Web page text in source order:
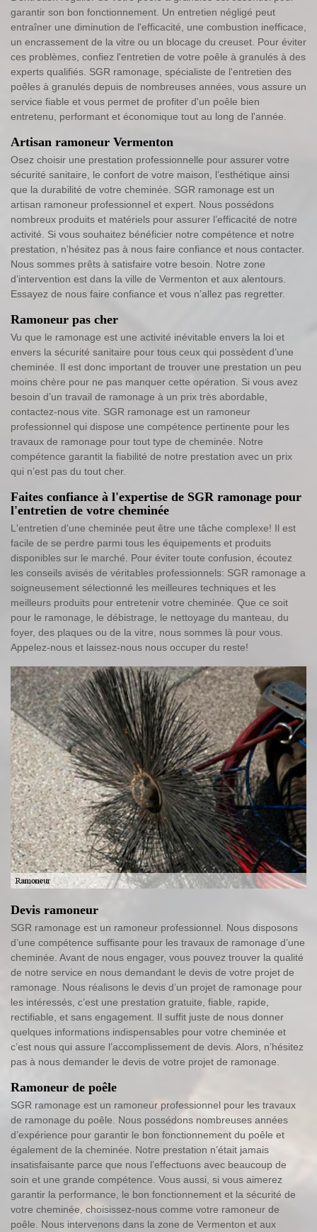
garantir son bon fonctionnement. Un entretien négligé peut
entraîner une diminution de l'efficacité, une combustion inefficace,
un encrassement de la vitre ou un blocage du creuset. Pour éviter
ces problèmes, confiez l'entretien de votre poêle à granulés à des
experts qualifiés. SGR ramonage, spécialiste de l'entretien des
poêles à granulés depuis de nombreuses années, vous assure un
service fiable et vous permet de profiter d'un poêle bien
entretenu, performant et économique tout au long de l'année.
Artisan ramoneur Vermenton
Osez choisir une prestation professionnelle pour assurer votre
sécurité sanitaire, le confort de votre maison, l’esthétique ainsi
que la durabilité de votre cheminée. SGR ramonage est un
artisan ramoneur professionnel et expert. Nous possédons
nombreux produits et matériels pour assurer l’efficacité de notre
activité. Si vous souhaitez bénéficier notre compétence et notre
prestation, n’hésitez pas à nous faire confiance et nous contacter.
Nous sommes prêts à satisfaire votre besoin. Notre zone
d’intervention est dans la ville de Vermenton et aux alentours.
Essayez de nous faire confiance et vous n’allez pas regretter.
Ramoneur pas cher
Vu que le ramonage est une activité inévitable envers la loi et
envers la sécurité sanitaire pour tous ceux qui possèdent d’une
cheminée. Il est donc important de trouver une prestation un peu
moins chère pour ne pas manquer cette opération. Si vous avez
besoin d’un travail de ramonage à un prix très abordable,
contactez-nous vite. SGR ramonage est un ramoneur
professionnel qui dispose une compétence pertinente pour les
travaux de ramonage pour tout type de cheminée. Notre
compétence garantit la fiabilité de notre prestation avec un prix
qui n’est pas du tout cher.
Faites confiance à l'expertise de SGR ramonage pour
l'entretien de votre cheminée
L'entretien d'une cheminée peut être une tâche complexe! Il est
facile de se perdre parmi tous les équipements et produits
disponibles sur le marché. Pour éviter toute confusion, écoutez
les conseils avisés de véritables professionnels: SGR ramonage a
soigneusement sélectionné les meilleures techniques et les
meilleurs produits pour entretenir votre cheminée. Que ce soit
pour le ramonage, le débistrage, le nettoyage du manteau, du
foyer, des plaques ou de la vitre, nous sommes là pour vous.
Appelez-nous et laissez-nous nous occuper du reste!
Devis ramoneur
SGR ramonage est un ramoneur professionnel. Nous disposons
d’une compétence suffisante pour les travaux de ramonage d’une
cheminée. Avant de nous engager, vous pouvez trouver la qualité
de notre service en nous demandant le devis de votre projet de
ramonage. Nous réalisons le devis d’un projet de ramonage pour
les intéressés, c’est une prestation gratuite, fiable, rapide,
rectifiable, et sans engagement. Il suffit juste de nous donner
quelques informations indispensables pour votre cheminée et
c’est nous qui assure l’accomplissement de devis. Alors, n’hésitez
pas à nous demander le devis de votre projet de ramonage.
Ramoneur de poêle
SGR ramonage est un ramoneur professionnel pour les travaux
de ramonage du poêle. Nous possédons nombreuses années
d’expérience pour garantir le bon fonctionnement du poêle et
également de la cheminée. Notre prestation n’était jamais
insatisfaisante parce que nous l’effectuons avec beaucoup de
soin et une grande compétence. Vous aussi, si vous aimerez
garantir la performance, le bon fonctionnement et la sécurité de
votre cheminée, choisissez-nous comme votre ramoneur de
poêle. Nous intervenons dans la zone de Vermenton et aux